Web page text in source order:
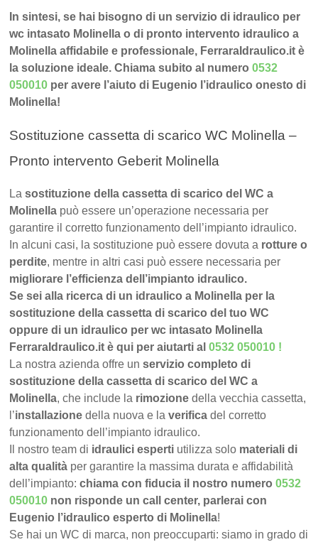
In sintesi, se hai bisogno di un servizio di idraulico per
wc intasato Molinella o di pronto intervento idraulico a
Molinella affidabile e professionale, FerraraIdraulico.it è
la soluzione ideale. Chiama subito al numero0532
050010 per avere l’aiuto di Eugenio l’idraulico onesto di
Molinella!
Sostituzione cassetta di scarico WC Molinella –
Pronto intervento Geberit Molinella
Lasostituzione della cassetta di scarico del WC a
Molinella può essere un’operazione necessaria per
garantire il corretto funzionamento dell’impianto idraulico.
In alcuni casi, la sostituzione può essere dovuta a rotture o
perdite, mentre in altri casi può essere necessaria per
migliorare l’efficienza dell’impianto idraulico.
Se sei alla ricerca di un idraulico a Molinella per la
sostituzione della cassetta di scarico del tuo WC
oppure di un idraulico per wc intasato Molinella
FerraraIdraulico.it è qui per aiutarti al0532 050010 !
La nostra azienda offre unservizio completo di
sostituzione della cassetta di scarico del WC a
Molinella, che include la rimozione della vecchia cassetta,
l’installazione della nuova e laverifica del corretto
funzionamento dell’impianto idraulico.
Il nostro team di idraulici esperti utilizza solo materiali di
alta qualità per garantire la massima durata e affidabilità
dell’impianto:chiama con fiducia il nostro numero0532
050010 non risponde un call center, parlerai con
Eugenio l’idraulico esperto di Molinella!
Se hai un WC di marca, non preoccuparti: siamo in grado di